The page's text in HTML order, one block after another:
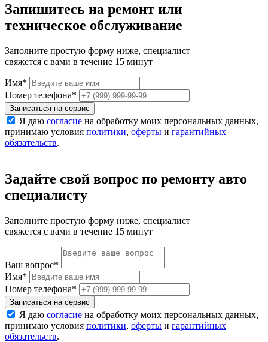
Запишитесь на ремонт или
техническое обслуживание
Заполните простую форму ниже, специалист
свяжется с вами в течение 15 минут
Имя*
Номер телефона*
Записаться на сервис
Я даю согласие на обработку моих персональных данных,
принимаю условия политики, оферты и гарантийных
обязательств.
Задайте свой вопрос по ремонту авто
специалисту
Заполните простую форму ниже, специалист
свяжется с вами в течение 15 минут
Ваш вопрос*
Имя*
Номер телефона*
Записаться на сервис
Я даю согласие на обработку моих персональных данных,
принимаю условия политики, оферты и гарантийных
обязательств.